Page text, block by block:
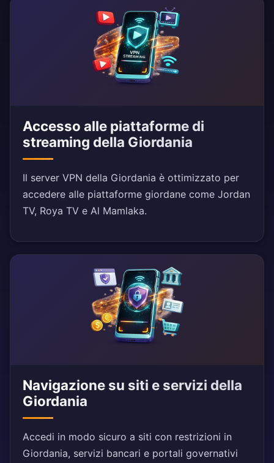
Accesso alle piattaforme di
streaming della Giordania
Il server VPN della Giordania è ottimizzato per
accedere alle piattaforme giordane come Jordan
TV, Roya TV e Al Mamlaka.
Navigazione su siti e servizi della
Giordania
Accedi in modo sicuro a siti con restrizioni in
Giordania, servizi bancari e portali governativi